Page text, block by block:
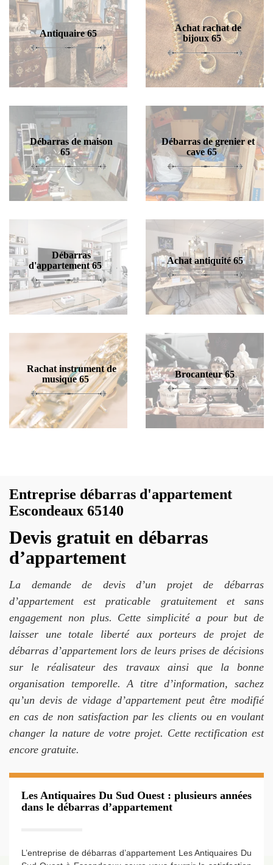
Antiquaire 65
Achat rachat de
bijoux 65
Débarras de maison
65
Débarras de grenier et
cave 65
Débarras
d'appartement 65
Achat antiquité 65
Rachat instrument de
musique 65
Brocanteur 65
Entreprise débarras d'appartement
Escondeaux 65140
Devis gratuit en débarras
d’appartement
La demande de devis d’un projet de débarras
d’appartement est praticable gratuitement et sans
engagement non plus. Cette simplicité a pour but de
laisser une totale liberté aux porteurs de projet de
débarras d’appartement lors de leurs prises de décisions
sur le réalisateur des travaux ainsi que la bonne
organisation temporelle. A titre d’information, sachez
qu’un devis de vidage d’appartement peut être modifié
en cas de non satisfaction par les clients ou en voulant
changer la nature de votre projet. Cette rectification est
encore gratuite.
Les Antiquaires Du Sud Ouest : plusieurs années
dans le débarras d’appartement
L’entreprise de débarras d’appartement Les Antiquaires Du